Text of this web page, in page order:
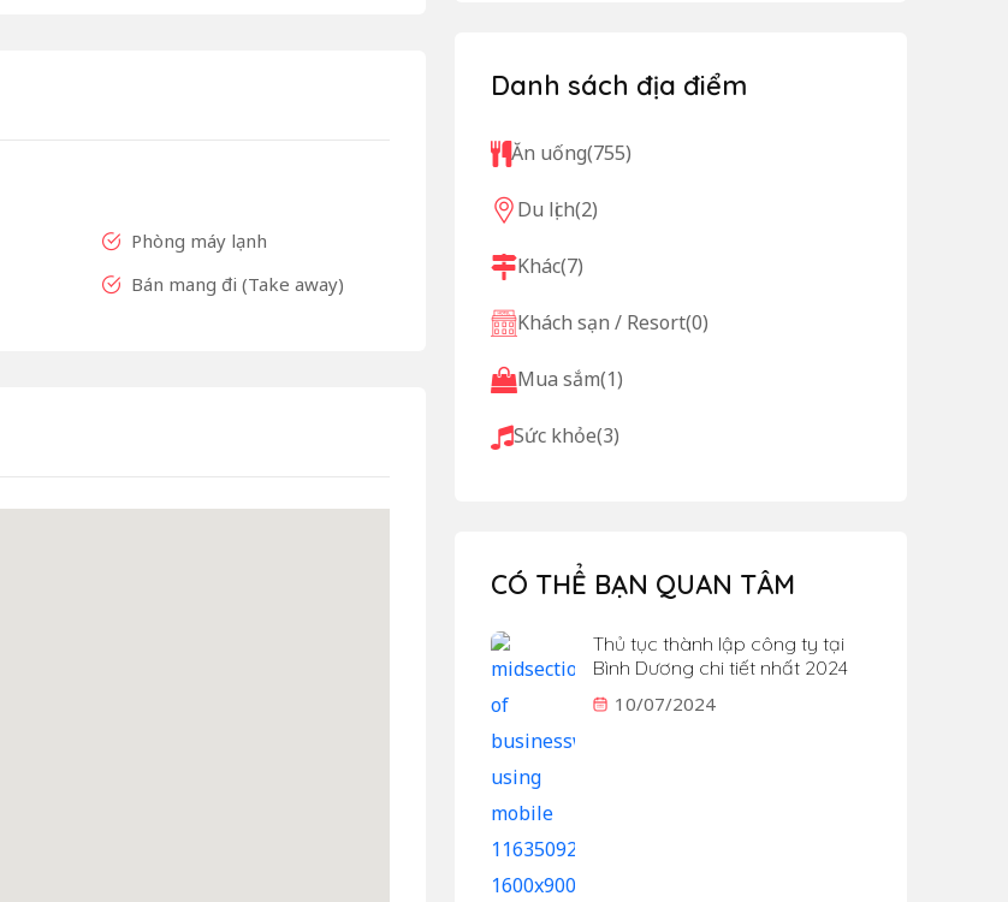
Phòng máy lạnh
Bán mang đi (Take away)
Danh sách địa điểm
Ăn uống(755)
Du lịch(2)
Khác(7)
Khách sạn / Resort(0)
Mua sắm(1)
Sức khỏe(3)
CÓ THỂ BẠN QUAN TÂM
Thủ tục thành lập công ty tại
Bình Dương chi tiết nhất 2024
10/07/2024